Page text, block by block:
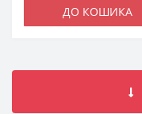
ДО КОШИКА